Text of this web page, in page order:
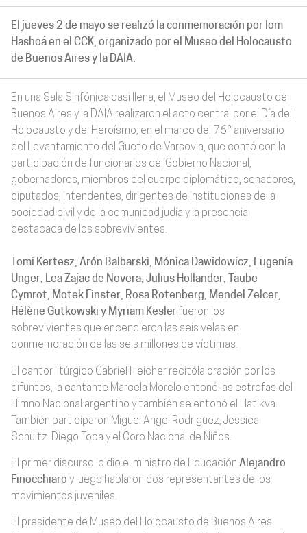
El jueves 2 de mayo se realizó la conmemoración por Iom
Hashoá en el CCK, organizado por el Museo del Holocausto
de Buenos Aires y la DAIA.
En una Sala Sinfónica casi llena, el Museo del Holocausto de
Buenos Aires y la DAIA realizaron el acto central por el Día del
Holocausto y del Heroísmo, en el marco del 76° aniversario
del Levantamiento del Gueto de Varsovia, que contó con la
participación de funcionarios del Gobierno Nacional,
gobernadores, miembros del cuerpo diplomático, senadores,
diputados, intendentes, dirigentes de instituciones de la
sociedad civil y de la comunidad judía y la presencia
destacada de los sobrevivientes.
Tomi Kertesz, Arón Balbarski, Mónica Dawidowicz, Eugenia
Unger, Lea Zajac de Novera, Julius Hollander, Taube
Cymrot, Motek Finster, Rosa Rotenberg, Mendel Zelcer,
Hélène Gutkowski y Myriam Kesler fueron los
sobrevivientes que encendieron las seis velas en
conmemoración de las seis millones de víctimas.
El cantor litúrgico Gabriel Fleicher recitóla oración por los
difuntos, la cantante Marcela Morelo entonó las estrofas del
Himno Nacional argentino y también se entonó el Hatikva.
También participaron Miguel Angel Rodriguez, Jessica
Schultz. Diego Topa y el Coro Nacional de Niños.
El primer discurso lo dio el ministro de Educación Alejandro
Finocchiaro y luego hablaron dos representantes de los
movimientos juveniles.
El presidente de Museo del Holocausto de Buenos Aires